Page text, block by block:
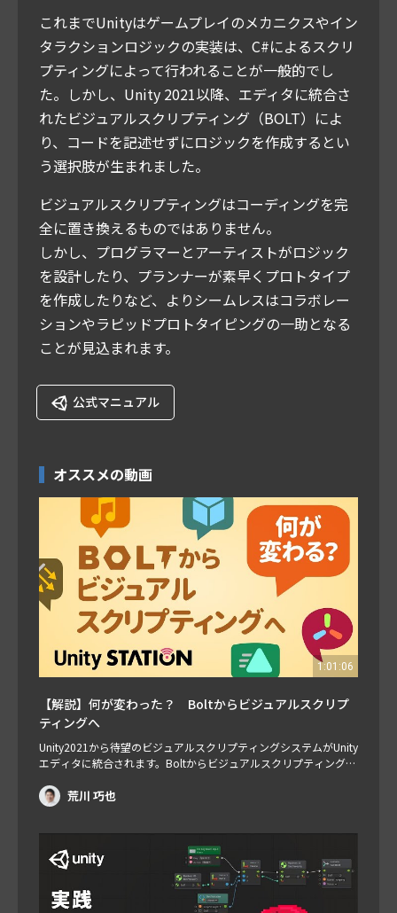
これまでUnityはゲームプレイのメカニクスやイン
タラクションロジックの実装は、C#によるスクリ
プティングによって行われることが一般的でし
た。しかし、Unity 2021以降、エディタに統合さ
れたビジュアルスクリプティング（BOLT）によ
り、コードを記述せずにロジックを作成するとい
う選択肢が生まれました。
ビジュアルスクリプティングはコーディングを完
全に置き換えるものではありません。
しかし、プログラマーとアーティストがロジック
を設計したり、プランナーが素早くプロトタイプ
を作成したりなど、よりシームレスはコラボレー
ションやラピッドプロトタイピングの一助となる
ことが見込まれます。
公式マニュアル
オススメの動画
1:01:06
【解説】何が変わった？ Boltからビジュアルスクリプ
ティングへ
Unity2021から待望のビジュアルスクリプティングシステムがUnity
エディタに統合されます。Boltからビジュアルスクリプティングシ
ルスクリプティングについて解説します。 担当：荒川巧也
荒川 巧也